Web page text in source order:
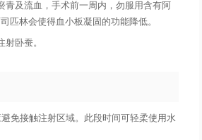
青及流血，手术前一周内，勿服用含有阿
匹林会使得血小板凝固的功能降低。
射卧蚕。
免接触注射区域。此段时间可轻柔使用水